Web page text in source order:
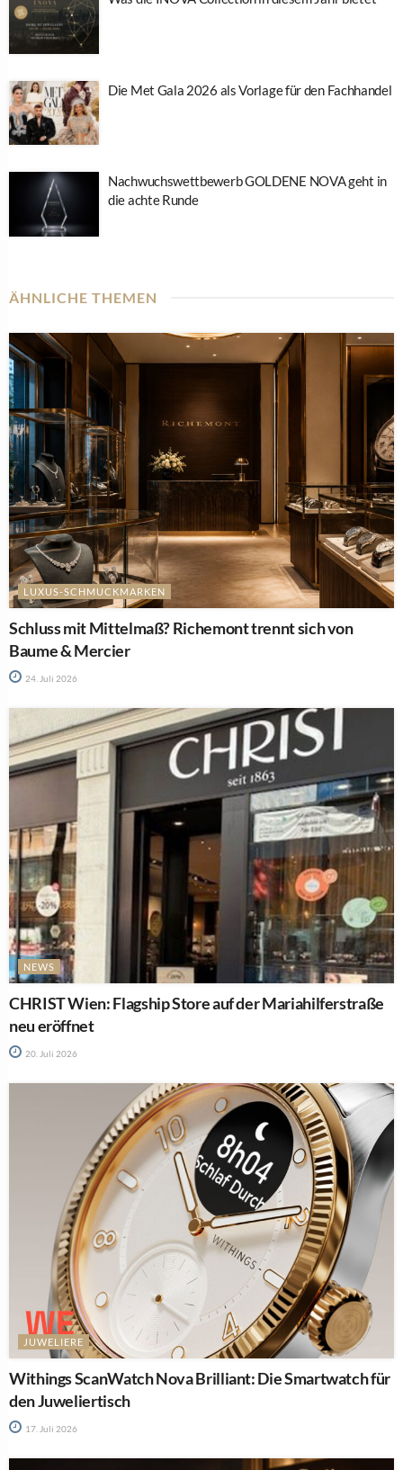
Die Met Gala 2026 als Vorlage für den Fachhandel
Nachwuchswettbewerb GOLDENE NOVA geht in
die achte Runde
ÄHNLICHE THEMEN
LUXUS-SCHMUCKMARKEN
Schluss mit Mittelmaß? Richemont trennt sich von
Baume & Mercier
24. Juli 2026
NEWS
CHRIST Wien: Flagship Store auf der Mariahilferstraße
neu eröffnet
20. Juli 2026
JUWELIERE
Withings ScanWatch Nova Brilliant: Die Smartwatch für
den Juweliertisch
17. Juli 2026